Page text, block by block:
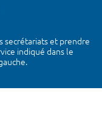
secrétariats et prendre
indiqué dans le